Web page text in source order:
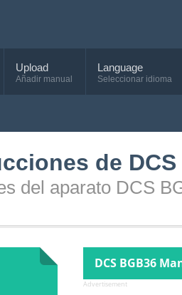
Upload
Añadir manual
Language
Seleccionar idioma
de DCS
del aparato DCS
DCS BGB36
Advertisement